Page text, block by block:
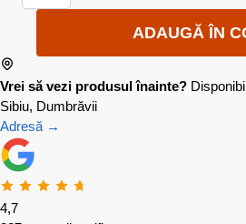
ADAUGĂ ÎN
Vrei să vezi produsul înainte?
Sibiu, Dumbrăvii
Adresă →
4,7